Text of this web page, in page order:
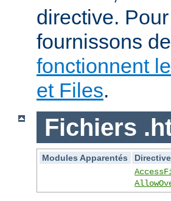
directive.
fournissons
fonctionnent
et Files.
Fichiers
Modules Apparentés